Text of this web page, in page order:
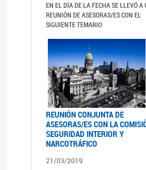
EN EL DÍA DE LA FECHA SE LLEVÓ A
REUNIÓN DE ASESORAS/ES CON EL
SIGUIENTE TEMARIO
REUNIÓN CONJUNTA DE
ASESORAS/ES CON LA
SEGURIDAD INTERIOR Y
NARCOTRÁFICO
21/03/2019